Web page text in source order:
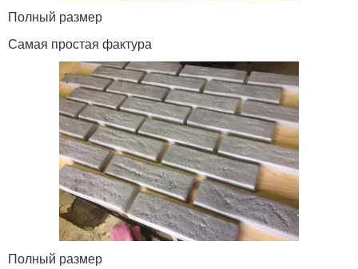
Полный размер
Самая простая фактура
Полный размер